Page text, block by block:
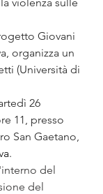
Giovani
organizza un
(Università di
26
11, presso
San Gaetano,
.
del
del